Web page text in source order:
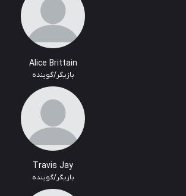
Alice Brittain
بازیگر/گوینده
Travis Jay
بازیگر/گوینده